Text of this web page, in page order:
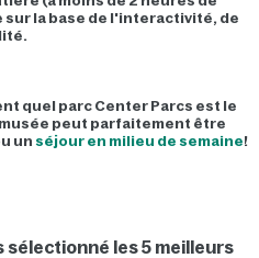
la base de l'interactivité, de
quel parc Center Parcs est le
peut parfaitement être
un séjour en milieu de semaine!
sélectionné les 5 meilleurs